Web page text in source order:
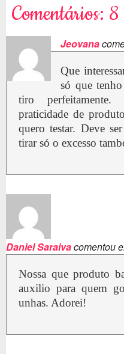
Comentários: 8
Jeovana
Que
só que
tiro
praticidade de
quero testar. Deve
tirar só o excesso
Daniel Saraivacomentou
Nossa que produto
auxilio para quem
unhas. Adorei!